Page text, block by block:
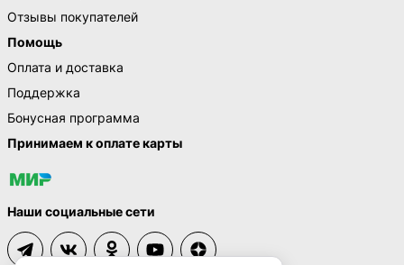
Отзывы покупателей
Помощь
Оплата и доставка
Поддержка
Бонусная программа
Принимаем к оплате карты
Наши социальные сети